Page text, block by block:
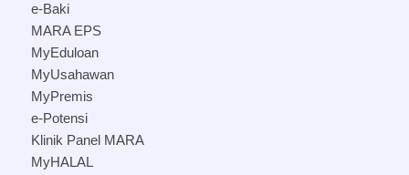
e-Baki
MARA EPS
MyEduloan
MyUsahawan
MyPremis
e-Potensi
Klinik Panel MARA
MyHALAL